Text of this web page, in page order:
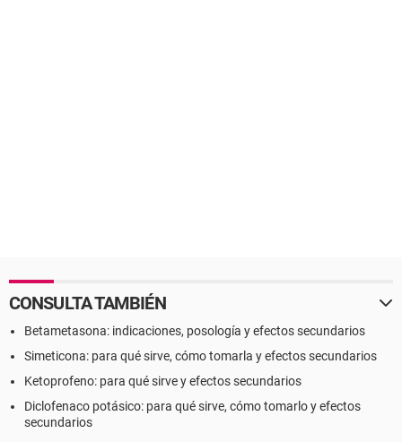
CONSULTA TAMBIÉN
Betametasona: indicaciones, posología y efectos secundarios
Simeticona: para qué sirve, cómo tomarla y efectos secundarios
Ketoprofeno: para qué sirve y efectos secundarios
Diclofenaco potásico: para qué sirve, cómo tomarlo y efectos
secundarios